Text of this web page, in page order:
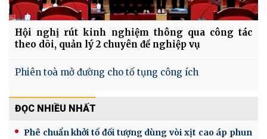
Hội nghị rút kinh nghiệm thông qua công tác
theo dõi, quản lý 2 chuyên đề nghiệp vụ
Phiên toà mở đường cho tố tụng công ích
ĐỌC NHIỀU NHẤT
Phê chuẩn khởi tố đối tượng dùng vòi xịt cao áp phun